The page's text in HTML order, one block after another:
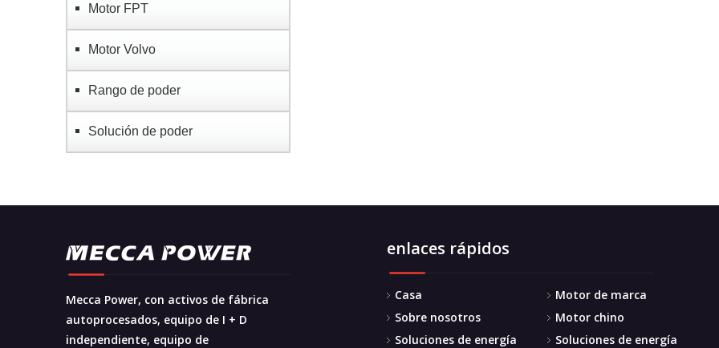
Motor FPT
Motor Volvo
Rango de poder
Solución de poder
Mecca Power, con activos de fábrica
autoprocesados, equipo de I + D
independiente, equipo de
enlaces rápidos
Casa
Sobre nosotros
Soluciones de energía
Motor de marca
Motor chino
Soluciones de energía